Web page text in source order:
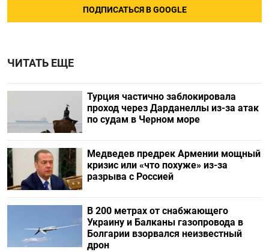
ПОДПИСАТЬСЯ В GOOGLE
ЧИТАТЬ ЕЩЕ
Турция частично заблокировала
проход через Дарданеллы из-за атак
по судам в Черном море
Медведев предрек Армении мощный
кризис или «что похуже» из-за
разрыва с Россией
В 200 метрах от снабжающего
Украину и Балканы газопровода в
Болгарии взорвался неизвестный
дрон